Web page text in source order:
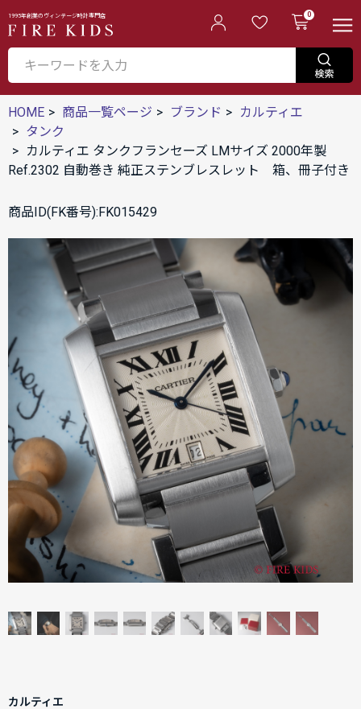
1995年創業のヴィンテージ時計専門店 0
HOME 商品一覧ページ ブランド
カルティエ
タンク
カルティエ タンクフランセーズ LMサイズ 2000年製
Ref.2302 自動巻き 純正ステンブレスレット 箱、冊子付き
商品ID(FK番号):FK015429
カルティエ